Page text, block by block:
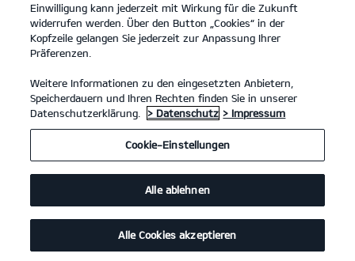
Einleitung
Dienstleistungen barrierefrei zu gestalten, in
Übereinstimmung mit dem
Barrierefreiheitsstärkungsgesetz (BFSG).
Ein barrierefreier Zugang zu unseren Marken-Websites ist
eine der höchsten Prioritäten für Kia. Wir bemühen uns
sicherzustellen, dass alle Nutzer:innen mit unterschiedlichen
Fähigkeiten in der Lage sind, mit unseren digitalen Inhalten
zu interagieren und sie entsprechend ihrer spezifischen
Bedürfnisse zu nutzen.
Einwilligung kann jederzeit mit Wirkung für die Zukunft
widerrufen werden. Über den Button „Cookies“ in der
Kopfzeile gelangen Sie jederzeit zur Anpassung Ihrer
Präferenzen.
Weitere Informationen zu den eingesetzten Anbietern,
Speicherdauern und Ihren Rechten finden Sie in unserer
Datenschutzerklärung.
> Datenschutz > Impressum
Cookie-Einstellungen
Alle ablehnen
Alle Cookies akzeptieren